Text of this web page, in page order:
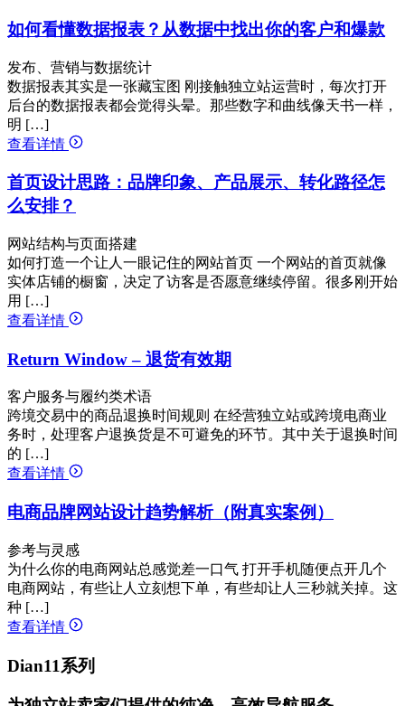
如何看懂数据报表？从数据中找出你的客户和爆款
发布、营销与数据统计
数据报表其实是一张藏宝图 刚接触独立站运营时，每次打开
后台的数据报表都会觉得头晕。那些数字和曲线像天书一样，
明 […]
查看详情
首页设计思路：品牌印象、产品展示、转化路径怎
么安排？
网站结构与页面搭建
如何打造一个让人一眼记住的网站首页 一个网站的首页就像
实体店铺的橱窗，决定了访客是否愿意继续停留。很多刚开始
用 […]
查看详情
Return Window – 退货有效期
客户服务与履约类术语
跨境交易中的商品退换时间规则 在经营独立站或跨境电商业
务时，处理客户退换货是不可避免的环节。其中关于退换时间
的 […]
查看详情
电商品牌网站设计趋势解析（附真实案例）
参考与灵感
为什么你的电商网站总感觉差一口气 打开手机随便点开几个
电商网站，有些让人立刻想下单，有些却让人三秒就关掉。这
种 […]
查看详情
Dian11系列